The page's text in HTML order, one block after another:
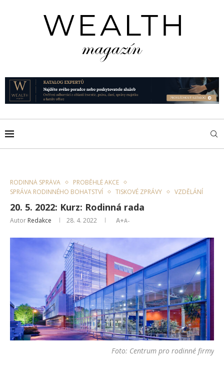
RODINNÁ SPRÁVA
PROBĚHLÉ AKCE
SPRÁVA RODINNÉHO BOHATSTVÍ
TISKOVÉ ZPRÁVY VZDĚLÁNÍ
20. 5. 2022: Kurz: Rodinná rada
Autor Redakce 28. 4. 2022 A+A-
Foto: Centrum pro rodinné firmy